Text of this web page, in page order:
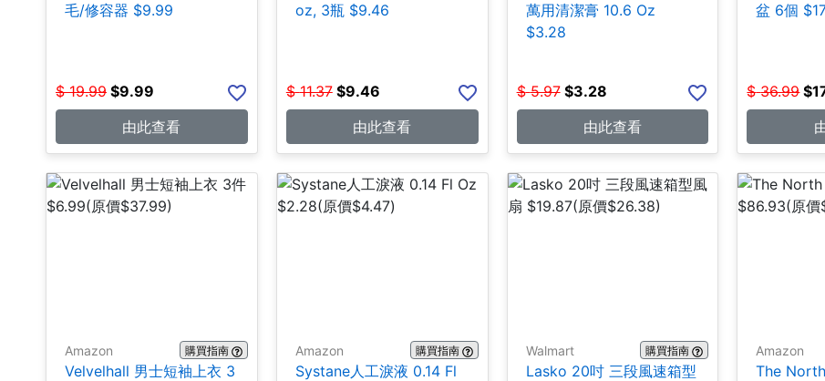
毛/修容器 $9.99
$ 19.99 $9.99
由此查看
oz, 3瓶 $9.46
$ 11.37 $9.46
由此查看
萬用清潔膏 10.6 Oz
$3.28
$ 5.97 $3.28
由此查看
盆 6個
$ 36.99 $
Amazon 購買指南
Velvelhall 男士短袖上衣 3
Amazon 購買指南
Systane人工淚液 0.14 Fl
Walmart 購買指南
Lasko 20吋 三段風速箱型
Amazon
The